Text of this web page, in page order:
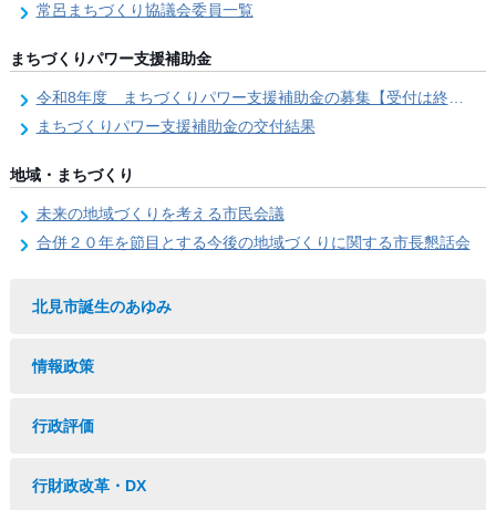
常呂まちづくり協議会委員一覧
まちづくりパワー支援補助金
令和8年度 まちづくりパワー支援補助金の募集【受付は終了しました。】
まちづくりパワー支援補助金の交付結果
地域・まちづくり
未来の地域づくりを考える市民会議
合併２０年を節目とする今後の地域づくりに関する市長懇話会
北見市誕生のあゆみ
情報政策
行政評価
行財政改革・DX